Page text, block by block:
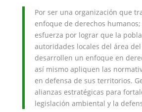
Por ser una organización que
enfoque de derechos
esfuerza por lograr que la
autoridades locales del área del
desarrollen un enfoque en
así mismo apliquen las
en defensa de sus territorios.
alianzas estratégicas para
legislación ambiental y la